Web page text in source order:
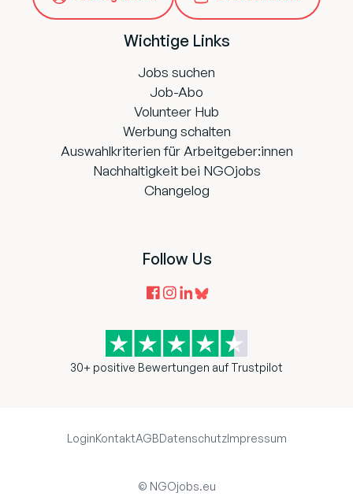
Wichtige Links
Jobs suchen
Job-Abo
Volunteer Hub
Werbung schalten
Auswahlkriterien für Arbeitgeber:innen
Nachhaltigkeit bei NGOjobs
Changelog
Follow Us
30+ positive Bewertungen auf Trustpilot
LoginKontaktAGBDatenschutzImpressum
© NGOjobs.eu